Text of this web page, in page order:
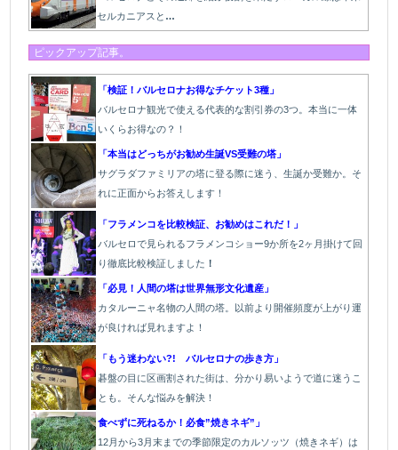
セルカニアスと …
ピックアップ記事。
「検証！バルセロナお得なチケット3種」
バルセロナ観光で使える代表的な割引券の3つ。本当に一体
いくらお得なの？！
「本当はどっちがお勧め生誕VS受難の塔」
サグラダファミリアの塔に登る際に迷う、生誕か受難か。そ
れに正面からお答えします！
「フラメンコを比較検証、お勧めはこれだ！」
バルセロで見られるフラメンコショー9か所を2ヶ月掛けて回
り徹底比較検証しました ！
「必見！人間の塔は世界無形文化遺産」
カタルーニャ名物の人間の塔。以前より開催頻度が上がり運
が良ければ見れますよ！
「もう迷わない?! バルセロナの歩き方」
碁盤の目に区画割された街は、分かり易いようで道に迷うこ
とも。そんな悩みを解決！
食べずに死ねるか！必食”焼きネギ”」
12月から3月末までの季節限定のカルソッツ（焼きネギ）は